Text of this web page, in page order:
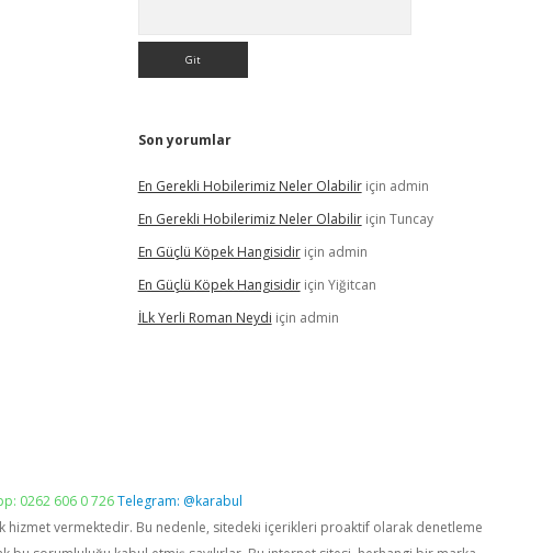
Son yorumlar
En Gerekli Hobilerimiz Neler Olabiliriçin admin
En Gerekli Hobilerimiz Neler Olabiliriçin Tuncay
En Güçlü Köpek Hangisidiriçin admin
En Güçlü Köpek Hangisidiriçin Yiğitcan
İLk Yerli Roman Neydi için admin
0262 606 0 726Telegram: @karabul
hizmet vermektedir. Bu nedenle, sitedeki içerikleri proaktif olarak denetleme